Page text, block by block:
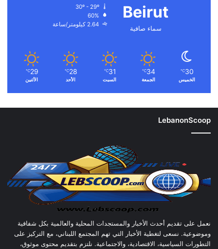
Beirut
سماء صافية
60%
2.64 كيلومتر/ساعة
30
℃
الخميس
34
℃
الجمعة
31
℃
السبت
28
℃
الأحد
29
℃
الأثنين
LebanonScoop
نعمل على تقديم أحدث الأخبار والمستجدات المحلية والعالمية بكل شفافية
وموضوعية. نسعى لتغطية الأخبار التي تهم المجتمع اللبناني، مع التركيز على
التطورات السياسية، الاقتصادية، والاجتماعية. نلتزم بتقديم محتوى موثوق،